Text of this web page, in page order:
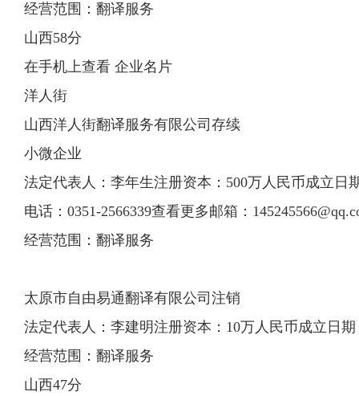
经营范围：翻译服务
山西58分
在手机上查看 企业名片
洋人街
山西洋人街翻译服务有限公司存续
小微企业
法定代表人：李年生注册资本：500万人民币成立日
电话：0351-2566339查看更多邮箱：
经营范围：翻译服务
太原市自由易通翻译有限公司注销
法定代表人：李建明注册资本：10万人民币成立日期
经营范围：翻译服务
山西47分